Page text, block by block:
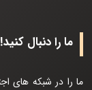
ما را دنبال کنید!
ما را در شبکه های